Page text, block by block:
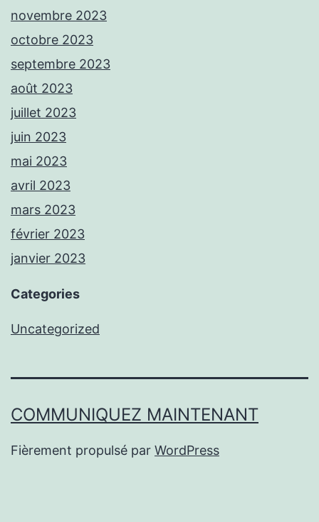
novembre 2023
octobre 2023
septembre 2023
août 2023
juillet 2023
juin 2023
mai 2023
avril 2023
mars 2023
février 2023
janvier 2023
Categories
Uncategorized
COMMUNIQUEZ MAINTENANT
Fièrement propulsé par WordPress